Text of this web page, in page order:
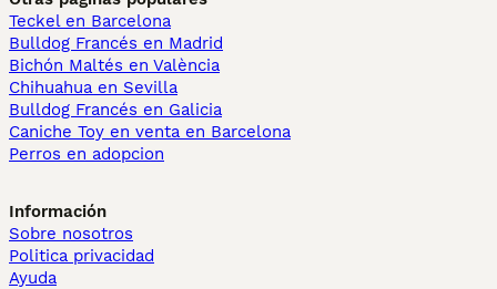
Teckel en Barcelona
Bulldog Francés en Madrid
Bichón Maltés en València
Chihuahua en Sevilla
Bulldog Francés en Galicia
Caniche Toy en venta en Barcelona
Perros en adopcion
Información
Sobre nosotros
Politica privacidad
Ayuda